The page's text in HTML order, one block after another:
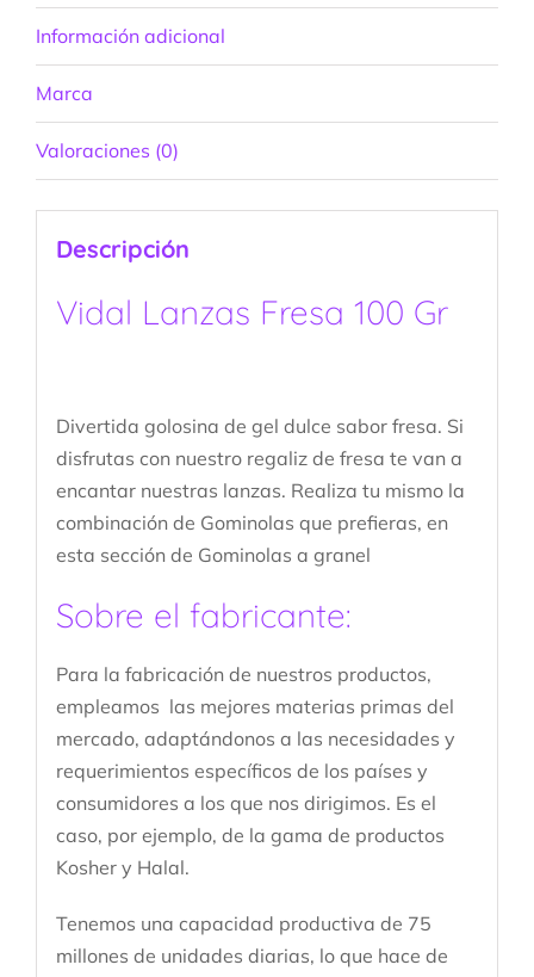
Información adicional
Marca
Valoraciones (0)
Descripción
Vidal Lanzas Fresa 100 Gr
Divertida golosina de gel dulce sabor fresa. Si
disfrutas con nuestro regaliz de fresa te van a
encantar nuestras lanzas. Realiza tu mismo la
combinación de Gominolas que prefieras, en
esta sección de Gominolas a granel
Sobre el fabricante:
Para la fabricación de nuestros productos,
empleamos las mejores materias primas del
mercado, adaptándonos a las necesidades y
requerimientos específicos de los países y
consumidores a los que nos dirigimos. Es el
caso, por ejemplo, de la gama de productos
Kosher y Halal.
Tenemos una capacidad productiva de 75
millones de unidades diarias, lo que hace de